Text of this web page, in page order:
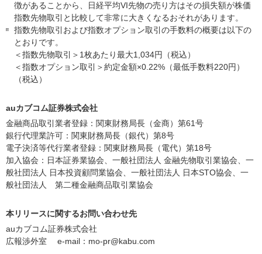
徴があることから、日経平均VI先物の売り方はその損失額が株価
指数先物取引と比較して非常に大きくなるおそれがあります。
指数先物取引および指数オプション取引の手数料の概要は以下の
とおりです。
＜指数先物取引＞1枚あたり最大1,034円（税込）
＜指数オプション取引＞約定金額×0.22%（最低手数料220円）
（税込）
auカブコム証券株式会社
金融商品取引業者登録：関東財務局長（金商）第61号
銀行代理業許可：関東財務局長（銀代）第8号
電子決済等代行業者登録：関東財務局長（電代）第18号
加入協会：日本証券業協会、一般社団法人 金融先物取引業協会、一
般社団法人 日本投資顧問業協会、一般社団法人 日本STO協会、一
般社団法人 第二種金融商品取引業協会
本リリースに関するお問い合わせ先
auカブコム証券株式会社
広報渉外室 e-mail： mo-pr@kabu.com